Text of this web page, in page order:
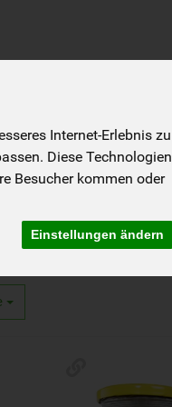
Internet-Erlebnis zu
Diese Technologien
Besucher kommen oder
Einstellungen ändern